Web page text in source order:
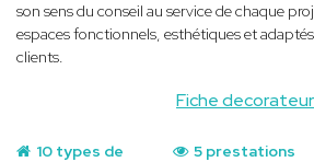
Fiche decorateur
son sens du conseil au service de chaque
espaces fonctionnels, esthétiques et
clients.
10 types de
5 prestations